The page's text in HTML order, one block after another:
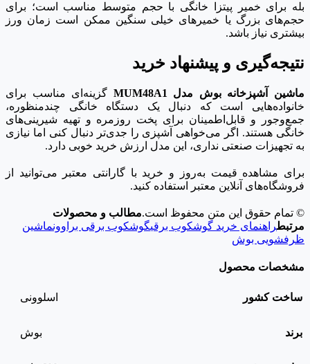
بله برای خمیر پیتزا خانگی با حجم متوسط مناسب است؛ برای
حجم‌های بزرگ یا خمیرهای خیلی سنگین ممکن است زمان ورز
بیشتری نیاز باشد.
نتیجه‌گیری و پیشنهاد خرید
ماشین آشپزخانه بوش مدل MUM48A1
گزینه‌ای مناسب برای
خانواده‌هایی است که دنبال یک دستگاه خانگی چندمنظوره،
جمع‌وجور و قابل‌اطمینان برای پخت روزمره و تهیه شیرینی‌های
خانگی هستند. اگر می‌خواهی آشپزی را جدی‌تر دنبال کنی اما نیازی
به تجهیزات صنعتی نداری، این مدل ارزش خرید خوبی دارد.
برای مشاهده قیمت به‌روز و خرید با گارانتی معتبر می‌توانید از
فروشگاه‌های آنلاین معتبر استفاده کنید.
© تمام حقوق این متن محفوظ است.مطالب و محصولات
مرتبطراهنمای خرید گوشکوب برقیگوشکوب برقی براوونماشین
ظرفشویی بوش
مشخصات محصول
ساخت کشور اسلوونی
برند بوش